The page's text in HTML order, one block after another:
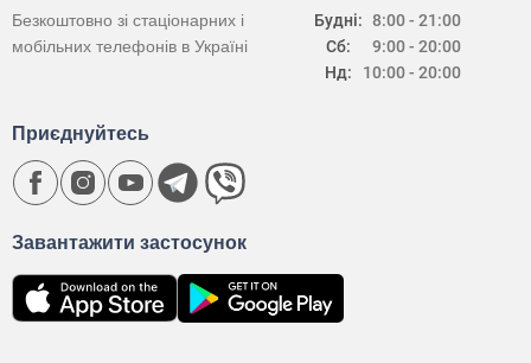
Будні:
Сб:
Нд:
8:00 - 21:00
9:00 - 20:00
10:00 - 20:00
Безкоштовно зі стаціонарних і
мобільних телефонів в Україні
Завантажити застосунок
Приєднуйтесь